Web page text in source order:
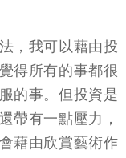
，我可以藉由投
得所有的事都很
的事。但投資是
帶有一點壓力，
藉由欣賞藝術作